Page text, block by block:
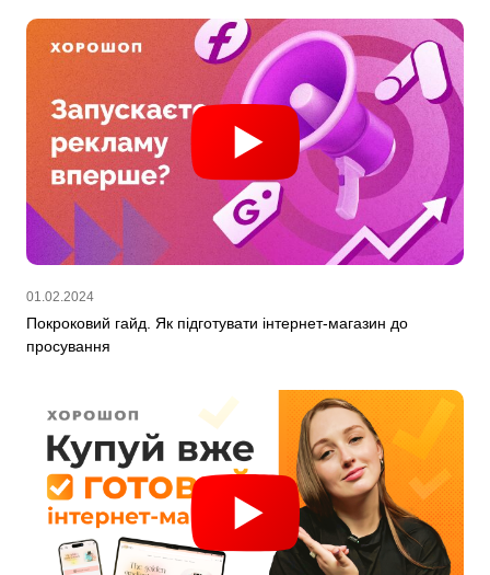
01.02.2024
Покроковий гайд. Як підготувати інтернет-магазин до
просування